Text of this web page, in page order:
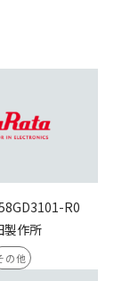
R0
製作所
の他